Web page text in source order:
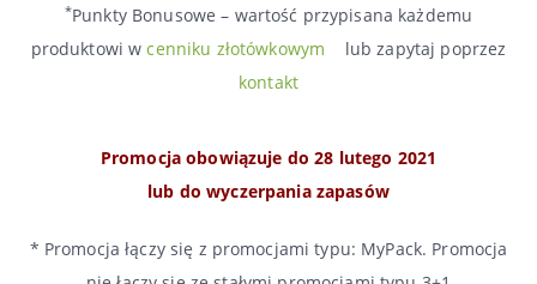
*Punkty Bonusowe – wartość przypisana każdemu
produktowi wcenniku złotówkowym
lub zapytaj poprzez
kontakt
Promocja obowiązuje do 28 lutego 2021
lub do wyczerpania zapasów
* Promocja łączy się z promocjami typu: MyPack. Promocja